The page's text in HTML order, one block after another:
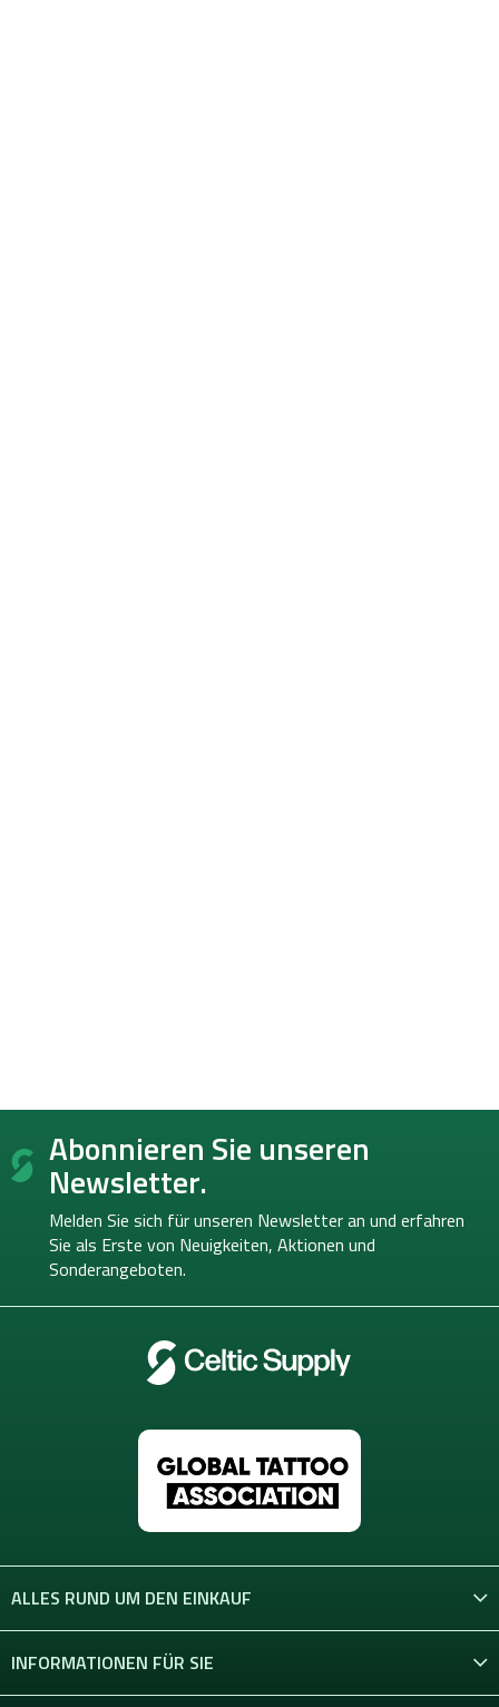
F
ß Abonnieren Sie unseren
Newsletter.
Melden Sie sich für unseren Newsletter an und erfahren
Sie als Erste von Neuigkeiten, Aktionen und
Sonderangeboten.
ALLES RUND UM DEN EINKAUF
INFORMATIONEN FÜR SIE